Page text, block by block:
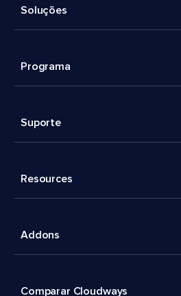
Soluções
Programa
Suporte
Resources
Addons
Comparar Cloudways